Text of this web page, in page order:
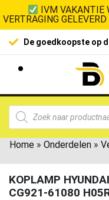
IVM VAKANTIE
VERTRAGING
De goedkoopste op
Home » Onderdelen »
KOPLAMP
CG921-61080